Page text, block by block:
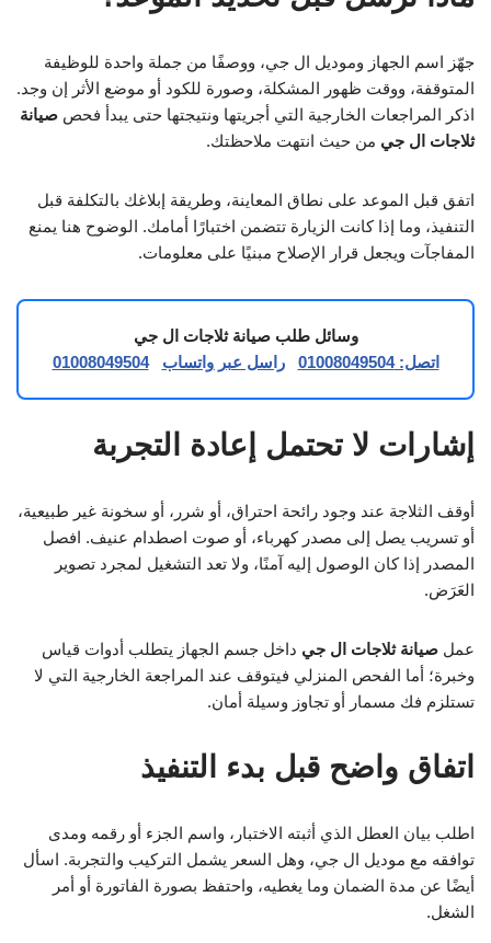
جهّز اسم الجهاز وموديل ال جي، ووصفًا من جملة واحدة للوظيفة
المتوقفة، ووقت ظهور المشكلة، وصورة للكود أو موضع الأثر إن وجد.
اذكر المراجعات الخارجية التي أجريتها ونتيجتها حتى يبدأ فحص صيانة
ثلاجات ال جي من حيث انتهت ملاحظتك.
اتفق قبل الموعد على نطاق المعاينة، وطريقة إبلاغك بالتكلفة قبل
التنفيذ، وما إذا كانت الزيارة تتضمن اختبارًا أمامك. الوضوح هنا يمنع
المفاجآت ويجعل قرار الإصلاح مبنيًا على معلومات.
وسائل طلب صيانة ثلاجات ال جي
اتصل: 01008049504
راسل عبر واتساب 01008049504
إشارات لا تحتمل إعادة التجربة
أوقف الثلاجة عند وجود رائحة احتراق، أو شرر، أو سخونة غير طبيعية،
أو تسريب يصل إلى مصدر كهرباء، أو صوت اصطدام عنيف. افصل
المصدر إذا كان الوصول إليه آمنًا، ولا تعد التشغيل لمجرد تصوير
العَرَض.
عمل صيانة ثلاجات ال جي داخل جسم الجهاز يتطلب أدوات قياس
وخبرة؛ أما الفحص المنزلي فيتوقف عند المراجعة الخارجية التي لا
تستلزم فك مسمار أو تجاوز وسيلة أمان.
اتفاق واضح قبل بدء التنفيذ
اطلب بيان العطل الذي أثبته الاختبار، واسم الجزء أو رقمه ومدى
توافقه مع موديل ال جي، وهل السعر يشمل التركيب والتجربة. اسأل
أيضًا عن مدة الضمان وما يغطيه، واحتفظ بصورة الفاتورة أو أمر
الشغل.